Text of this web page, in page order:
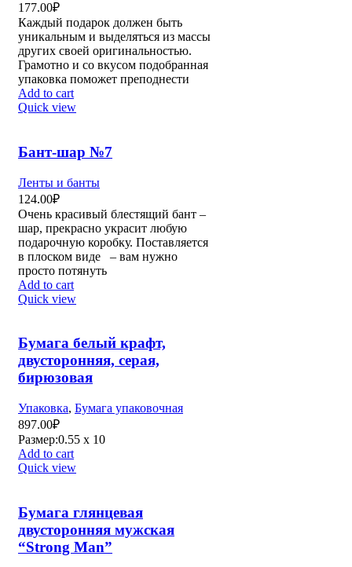
177.00₽
Каждый подарок должен быть
уникальным и выделяться из массы
других своей оригинальностью.
Грамотно и со вкусом подобранная
упаковка поможет преподнести
Add to cart
Quick view
Бант-шар №7
Ленты и банты
124.00₽
Очень красивый блестящий бант –
шар, прекрасно украсит любую
подарочную коробку. Поставляется
в плоском виде – вам нужно
просто потянуть
Add to cart
Quick view
Бумага белый крафт,
двусторонняя, серая,
бирюзовая
Упаковка, Бумага упаковочная
897.00₽
Размер:0.55 х 10
Add to cart
Quick view
Бумага глянцевая
двусторонняя мужская
“Strong Man”